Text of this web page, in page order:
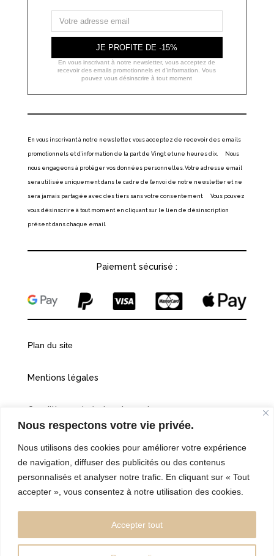
Nous respectons votre vie privée.
Nous utilisons des cookies pour améliorer votre expérience
de navigation, diffuser des publicités ou des contenus
personnalisés et analyser notre trafic. En cliquant sur « Tout
accepter », vous consentez à notre utilisation des cookies.
Accepter tout
JE PROFITE DE -15%
En vous inscrivant à notre newsletter, vous acceptez de
recevoir des emails promotionnels et d'information. Vous
pouvez vous désinscrire à tout moment
En vous inscrivant à notre newsletter, vous acceptez de recevoir des emails
promotionnels et d’information de la part de Vingt et une heures dix. Nous
nous engageons à protéger vos données personnelles. Votre adresse email
sera utilisée uniquement dans le cadre de l’envoi de notre newsletter et ne
sera jamais partagée avec des tiers sans votre consentement. Vous pouvez
vous désinscrire à tout moment en cliquant sur le lien de désinscription
présent dans chaque email.
Paiement sécurisé :
Plan du site
Mentions légales
Conditions générales de vente
Politiques de confidentialité
Cookies